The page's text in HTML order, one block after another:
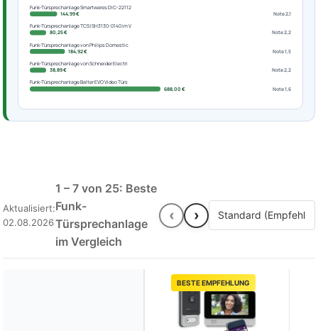
Funk-Türsprechanlage Smartwares DIC-22112
144,99 €
Note 2,1
Funk-Türsprechanlage TCS ISH3130-0140 im V
80,25 €
Note 2,2
Funk-Türsprechanlage von Philips Domestic
184,92 €
Note 1,5
Funk-Türsprechanlage von Schneider Electri
38,89 €
Note 2,2
Funk-Türsprechanlage Balter EVO Video Türs
688,00 €
Note 1,6
Aktualisiert:
02.08.2026
1 – 7 von 25: Beste
Funk-
Türsprechanlage
im Vergleich
‹ ›
BESTE EMPFEHLUNG